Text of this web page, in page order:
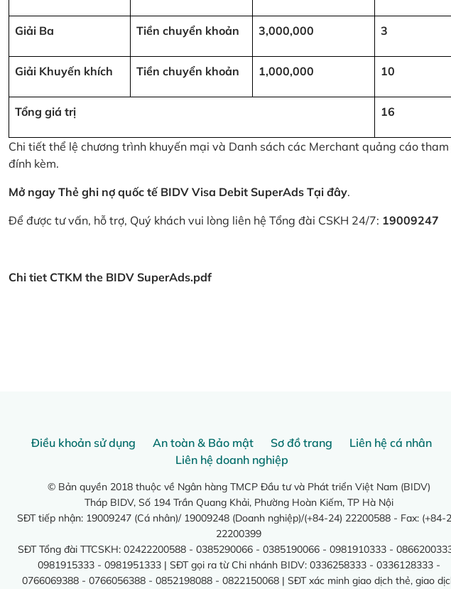
Giải Ba Tiền chuyển khoản 3,000,000 3
Giải Khuyến khích Tiền chuyển khoản 1,000,000 10
Tổng giá trị 16
Chi tiết thể lệ chương trình khuyến mại và Danh sách các Merchant quảng cáo
đính kèm.
Mở ngay Thẻ ghi nợ quốc tế BIDV Visa Debit SuperAds Tại đây.
Để được tư vấn, hỗ trợ, Quý khách vui lòng liên hệ Tổng đài CSKH 24/7: 19009247
Chi tiet CTKM the BIDV SuperAds.pdf
Điều khoản sử dụng An toàn & Bảo mật Sơ đồ trang
Liên hệ cá nhân
Liên hệ doanh nghiệp
© Bản quyền 2018 thuộc về Ngân hàng TMCP Đầu tư và Phát triển Việt Nam (BIDV)
Tháp BIDV, Số 194 Trần Quang Khải, Phường Hoàn Kiếm, TP Hà Nội
SĐT tiếp nhận: 19009247 (Cá nhân)/ 19009248 (Doanh nghiệp)/(+84-24) 22200588 - Fax: (+84-
22200399
SĐT Tổng đài TTCSKH: 02422200588 - 0385290066 - 0385190066 - 0981910333 -
0981915333 - 0981951333 | SĐT gọi ra từ Chi nhánh BIDV: 0336258333 - 0336128333 -
0766069388 - 0766056388 - 0852198088 - 0822150068 | SĐT xác minh giao dịch thẻ, giao